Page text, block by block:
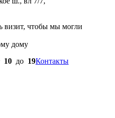
визит, чтобы мы могли
дому
10 до 19Контакты